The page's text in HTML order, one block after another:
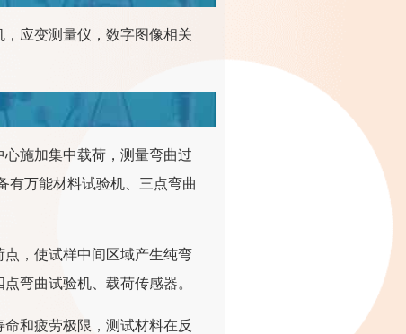
应变测量仪，数字图像相关
施加集中载荷，测量弯曲过
有万能材料试验机、三点弯曲
，使试样中间区域产生纯弯
弯曲试验机、载荷传感器。
和疲劳极限，测试材料在反